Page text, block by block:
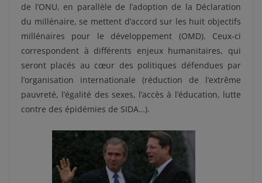
de l’ONU, en parallèle de l’adoption de la Déclaration
du millénaire, se mettent d’accord sur les huit objectifs
millénaires pour le développement (OMD). Ceux-ci
correspondent à différents enjeux humanitaires, qui
seront placés au cœur des politiques défendues par
l’organisation internationale (réduction de l’extrême
pauvreté, l’égalité des sexes, l’accès à l’éducation, lutte
contre des épidémies de SIDA…).